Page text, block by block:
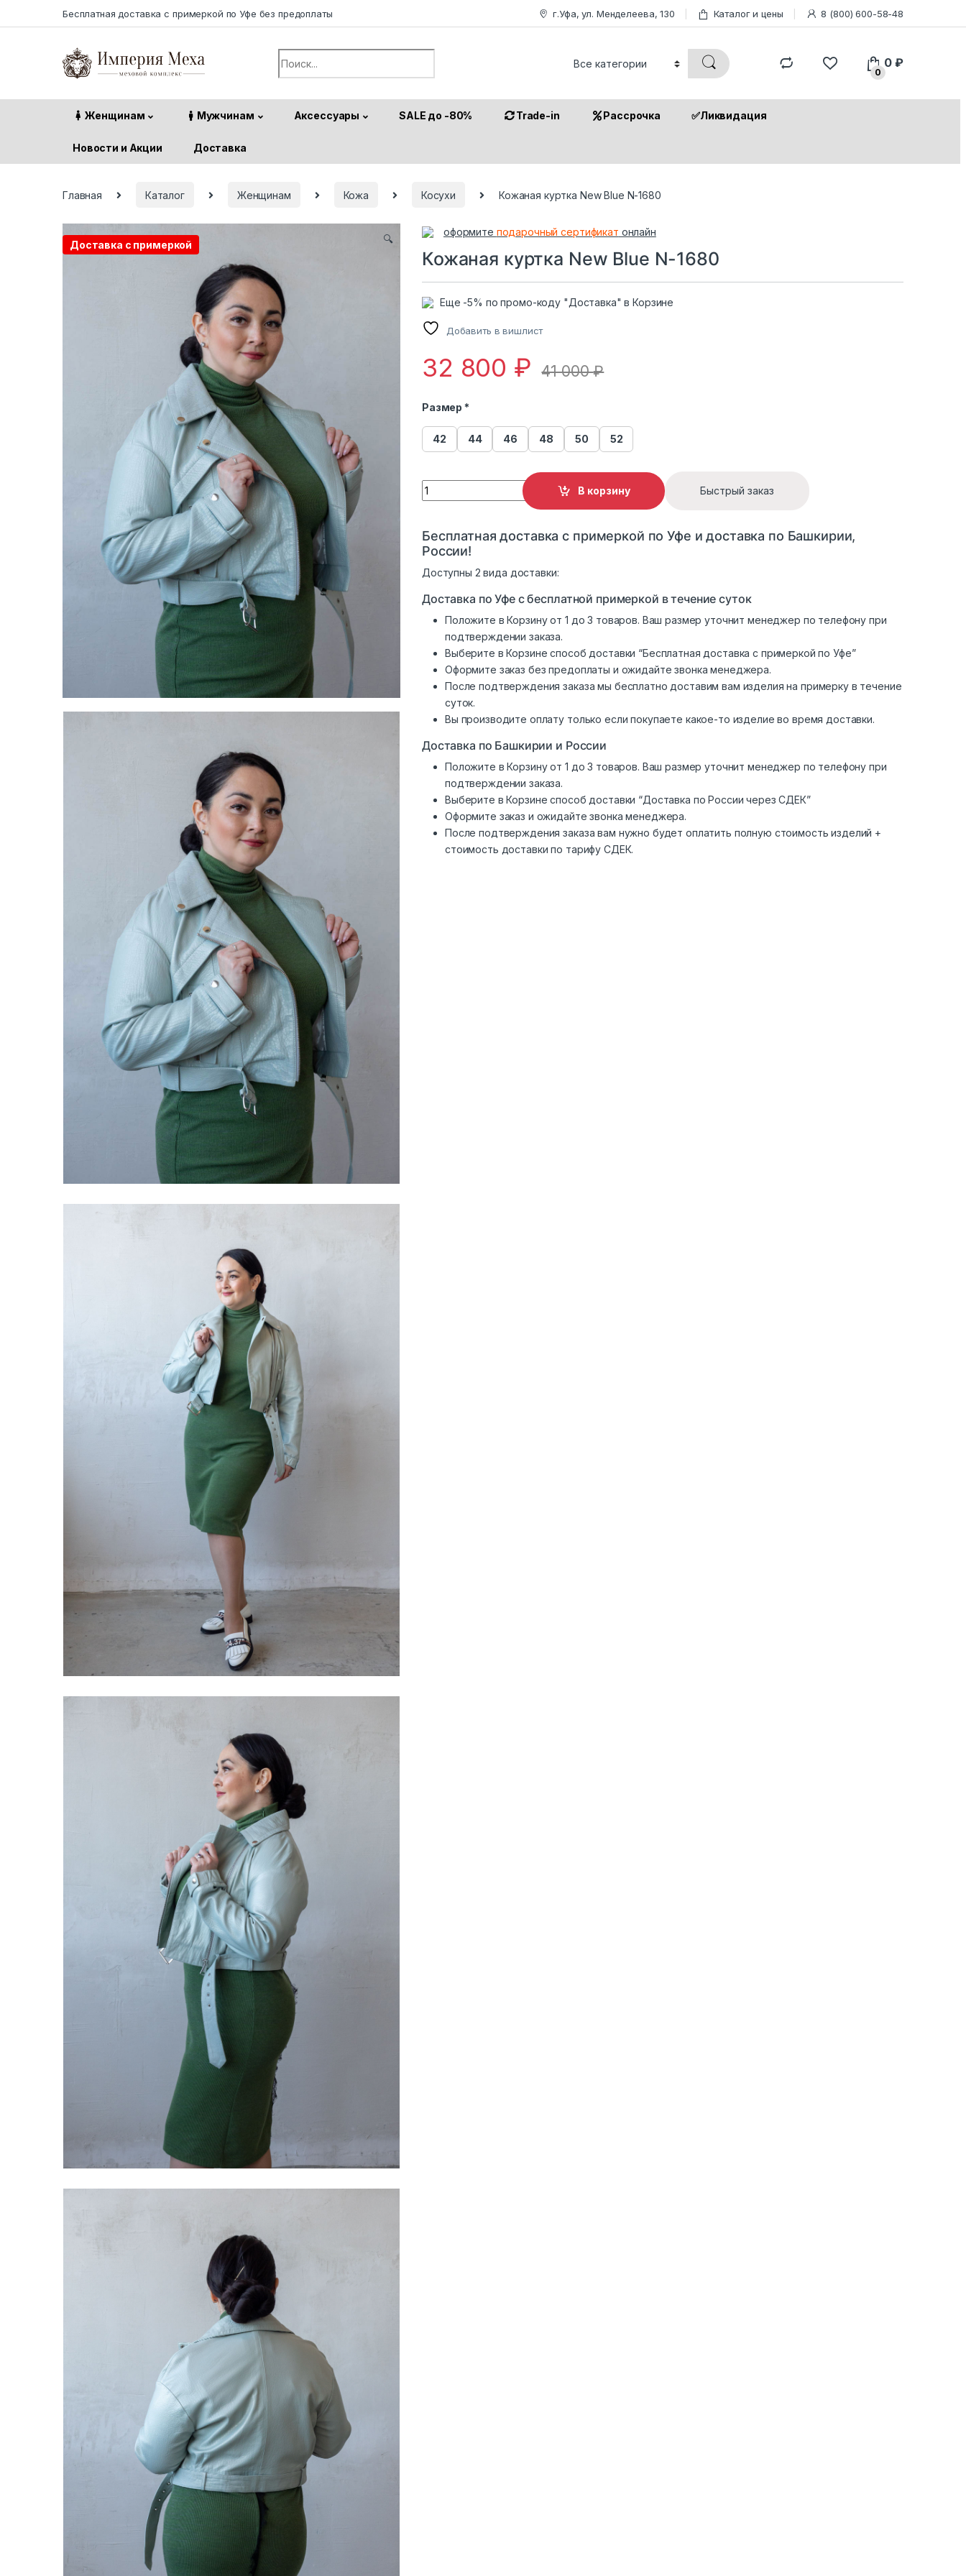
Бесплатная доставка с примеркой по Уфе без предоплаты г.Уфа, ул. Менделеева, 130 Каталог и цены 8 (800) 600-58-48
Search for:
0
0₽
Женщинам Мужчинам Аксессуары SALE до -80% Trade-in Рассрочка ✅Ликвидация
Новости и Акции Доставка
Главная Каталог Женщинам Кожа Косухи Кожаная куртка New Blue N-1680
Доставка с примеркой 🔍
оформите подарочный сертификат онлайн
Кожаная куртка New Blue N-1680
Еще -5% по промо-коду "Доставка" в Корзине
Добавить в вишлист
32 800 ₽ 41 000₽
Размер *
42 44 46 48 50 52
Кожаная куртка New Blue N-1680 quantity
В корзину Быстрый заказ
Бесплатная доставка с примеркой по Уфе и доставка по Башкирии,
России!
Доступны 2 вида доставки:
Доставка по Уфе с бесплатной примеркой в течение суток
Положите в Корзину от 1 до 3 товаров. Ваш размер уточнит менеджер по телефону при
подтверждении заказа.
Выберите в Корзине способ доставки “Бесплатная доставка с примеркой по Уфе”
Оформите заказ без предоплаты и ожидайте звонка менеджера.
После подтверждения заказа мы бесплатно доставим вам изделия на примерку в течение
суток.
Вы производите оплату только если покупаете какое-то изделие во время доставки.
Доставка по Башкирии и России
Положите в Корзину от 1 до 3 товаров. Ваш размер уточнит менеджер по телефону при
подтверждении заказа.
Выберите в Корзине способ доставки “Доставка по России через СДЕК”
Оформите заказ и ожидайте звонка менеджера.
После подтверждения заказа вам нужно будет оплатить полную стоимость изделий +
стоимость доставки по тарифу СДЕК.